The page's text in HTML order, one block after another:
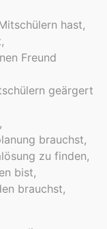
hast,
Freund
geärgert
brauchst,
zu finden,
bist,
brauchst,